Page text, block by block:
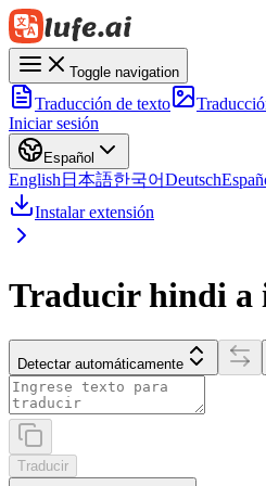
Toggle navigation
Traducción de texto
Iniciar sesión
Español
English 日本語한국어Deutsch
Instalar extensión
Traducir hindi a
Detectar automáticamente
Traducir